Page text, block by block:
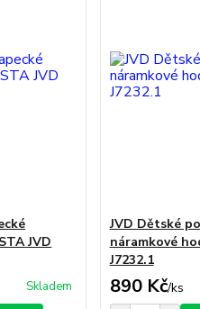
JVD
Skladem
JVD Dětské
náramkové
J7232.1
890 Kč/ks